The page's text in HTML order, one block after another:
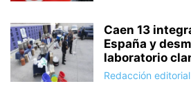
Caen 13
España y
laboratorio
Redacción editorial